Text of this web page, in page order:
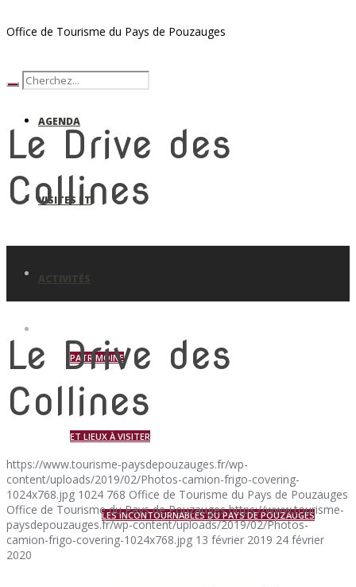
Office de Tourisme du Pays de Pouzauges
AGENDA
VISITES ET
ACTIVITÉS
PATRIMOINE
ET LIEUX À VISITER
LES INCONTOURNABLES DU PAYS DE POUZAUGES
Le Drive des
Collines
Le Drive des
Collines
https://www.tourisme-paysdepouzauges.fr/wp-
content/uploads/2019/02/Photos-camion-frigo-covering-
1024x768.jpg 1024 768 Office de Tourisme du Pays de Pouzauges
Office de Tourisme du Pays de Pouzauges https://www.tourisme-
paysdepouzauges.fr/wp-content/uploads/2019/02/Photos-
camion-frigo-covering-1024x768.jpg 13 février 2019 24 février
2020